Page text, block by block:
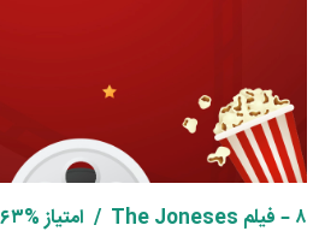
۸ – فیلم The Joneses / امتیاز: